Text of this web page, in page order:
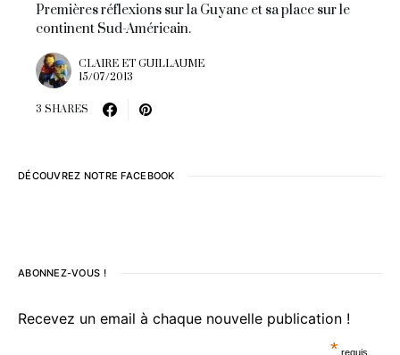
Premières réflexions sur la Guyane et sa place sur le
continent Sud-Américain.
CLAIRE ET GUILLAUME
15/07/2013
3 SHARES
DÉCOUVREZ NOTRE FACEBOOK
ABONNEZ-VOUS !
Recevez un email à chaque nouvelle publication !
* requis